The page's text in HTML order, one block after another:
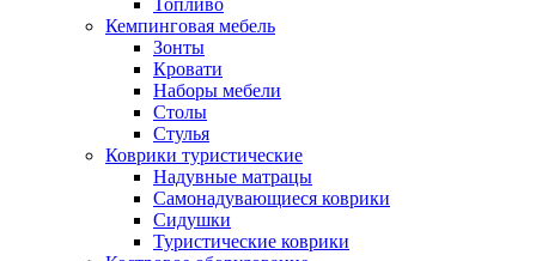
Топливо
Кемпинговая мебель
Зонты
Кровати
Наборы мебели
Столы
Стулья
Коврики туристические
Надувные матрацы
Самонадувающиеся коврики
Сидушки
Туристические коврики